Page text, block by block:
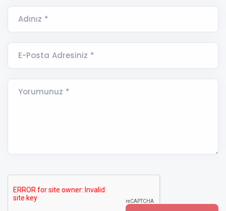
Adınız *
E-Posta Adresiniz *
Yorumunuz *